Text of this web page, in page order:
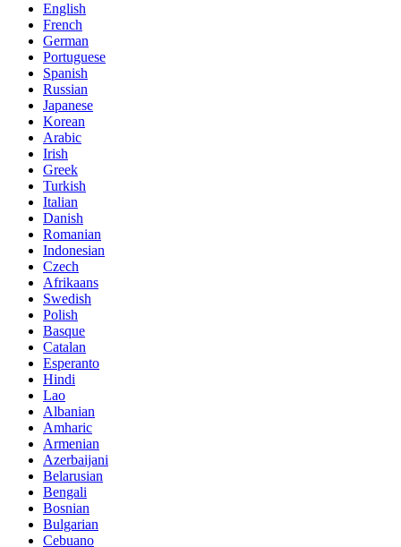
English
French
German
Portuguese
Spanish
Russian
Japanese
Korean
Arabic
Irish
Greek
Turkish
Italian
Danish
Romanian
Indonesian
Czech
Afrikaans
Swedish
Polish
Basque
Catalan
Esperanto
Hindi
Lao
Albanian
Amharic
Armenian
Azerbaijani
Belarusian
Bengali
Bosnian
Bulgarian
Cebuano